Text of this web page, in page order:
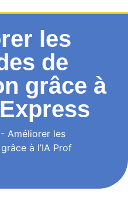
les
de
grâce à
-Améliorer les
à l’IA Prof